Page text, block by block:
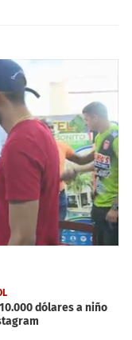
dólares a niño